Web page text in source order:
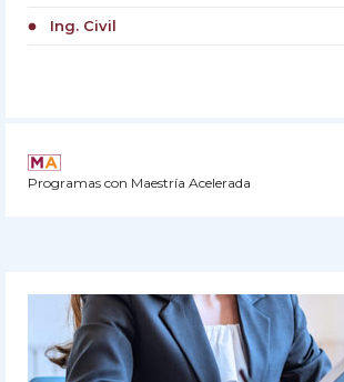
circle Ing. Civil
Programas con Maestría Acelerada